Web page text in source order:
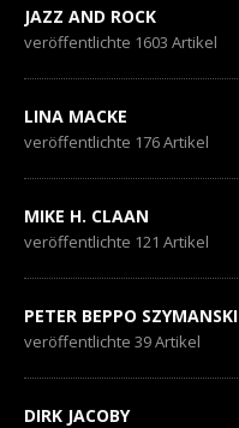
JAZZ AND ROCK
veröffentlichte 1603 Artikel
LINA MACKE
veröffentlichte 176 Artikel
MIKE H. CLAAN
veröffentlichte 121 Artikel
PETER BEPPO SZYMANSKI
veröffentlichte 39 Artikel
DIRK JACOBY